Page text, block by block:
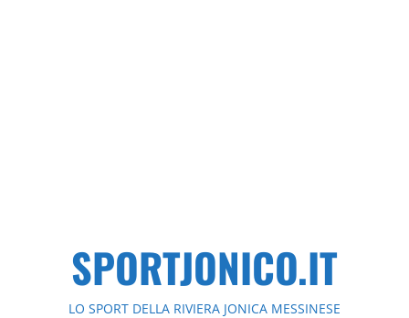
SPORTJONICO.IT
LO SPORT DELLA RIVIERA JONICA MESSINESE